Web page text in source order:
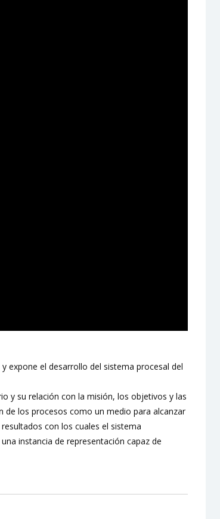
expone el desarrollo del sistema procesal del
y su relación con la misión, los objetivos y las
de los procesos como un medio para alcanzar
con los cuales el sistema
instancia de representación capaz de